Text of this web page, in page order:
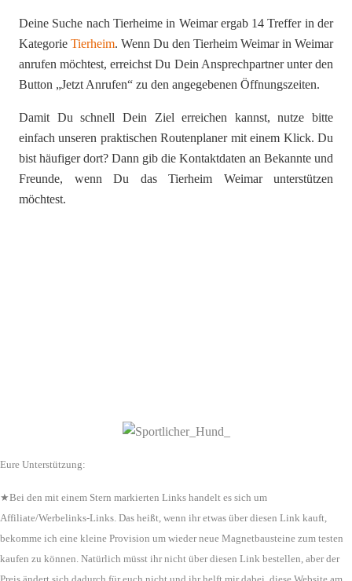
Deine Suche nach Tierheime in Weimar ergab 14 Treffer in der
Kategorie Tierheim. Wenn Du den Tierheim Weimar in Weimar
anrufen möchtest, erreichst Du Dein Ansprechpartner unter den
Button „Jetzt Anrufen“ zu den angegebenen Öffnungszeiten.
Damit Du schnell Dein Ziel erreichen kannst, nutze bitte
einfach unseren praktischen Routenplaner mit einem Klick. Du
bist häufiger dort? Dann gib die Kontaktdaten an Bekannte und
Freunde, wenn Du das Tierheim Weimar unterstützen
möchtest.
Eure Unterstützung:
★Bei den mit einem Stern markierten Links handelt es sich um
Affiliate/Werbelinks-Links. Das heißt, wenn ihr etwas über diesen Link kauft,
bekomme ich eine kleine Provision um wieder neue Magnetbausteine zum testen
kaufen zu können. Natürlich müsst ihr nicht über diesen Link bestellen, aber der